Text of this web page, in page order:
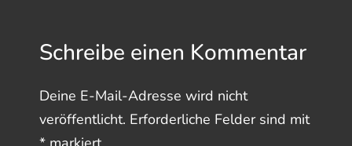
Schreibe einen Kommentar
Deine E-Mail-Adresse wird nicht
veröffentlicht. Erforderliche Felder sind mit